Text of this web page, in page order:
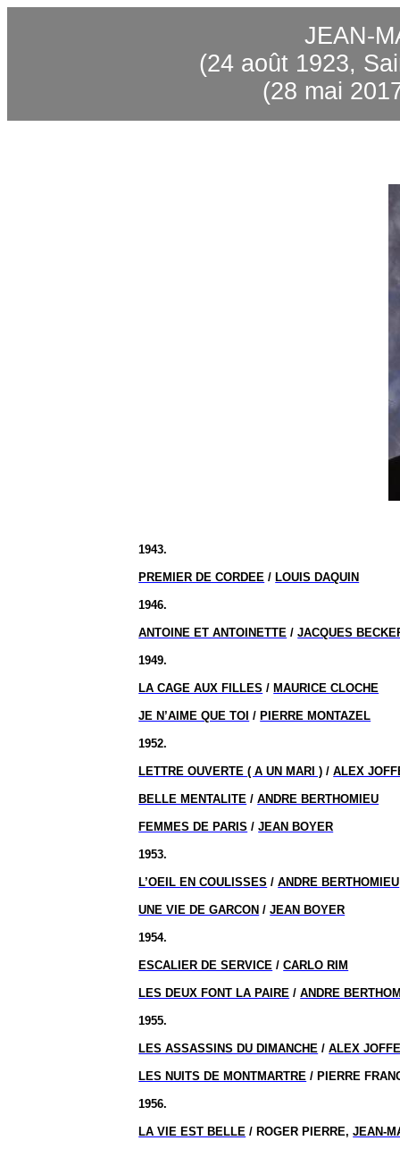
JEAN-
(24 août 1923,
(28 mai
1943.
PREMIER DE CORDEE / LOUIS DAQUIN
1946.
ANTOINE ET ANTOINETTE /JACQUES
1949.
LA CAGE AUX FILLES / MAURICE CLOCHE
JE N’AIME QUE TOI / PIERRE MONTAZEL
1952.
LETTRE OUVERTE( A UN MARI ) /ALEX
BELLE MENTALITE /ANDRE BERTHOMIEU
FEMMES DE PARIS /JEAN BOYER
1953.
L’OEIL EN COULISSES /ANDRE BERTHOMIEU
UNE VIE DE GARCON /JEAN BOYER
1954.
ESCALIER DE SERVICE /CARLO RIM
LES DEUX FONT LA PAIRE /ANDRE
1955.
LES ASSASSINS DU DIMANCHE /ALEX
LES NUITS DE MONTMARTRE / PIERRE
1956.
LA VIE EST BELLE / ROGER PIERRE,JEAN-